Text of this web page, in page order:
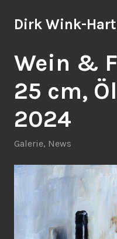
Inhalt
Dirk Wink-
Wein &
25 cm,
2024
Galerie, News